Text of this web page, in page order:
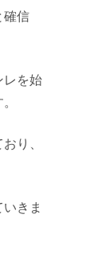
確信
レを始
り、
きま